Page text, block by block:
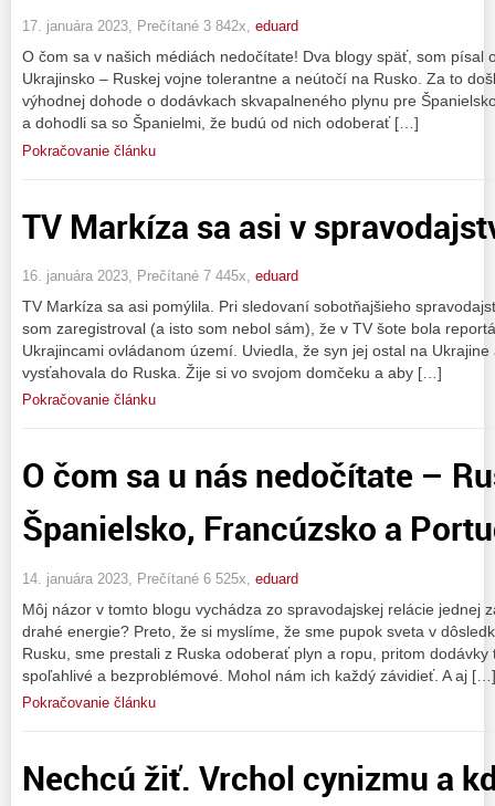
17. januára 2023, Prečítané 3 842x, eduard
O čom sa v našich médiách nedočítate! Dva blogy späť, som písal
Ukrajinsko – Ruskej vojne tolerantne a neútočí na Rusko. Za to
výhodnej dohode o dodávkach skvapalneného plynu pre
a dohodli sa so Španielmi, že budú od nich odoberať […]
Pokračovanie článku
TV Markíza sa asi v
16. januára 2023, Prečítané 7 445x, eduard
TV Markíza sa asi pomýlila. Pri sledovaní sobotňajšieho
som zaregistroval (a isto som nebol sám), že v TV šote bola
Ukrajincami ovládanom území. Uviedla, že syn jej ostal na Ukrajine
vysťahovala do Ruska. Žije si vo svojom domčeku a aby […]
Pokračovanie článku
O čom sa u nás nedočítate –
Španielsko, Francúzsko a
14. januára 2023, Prečítané 6 525x, eduard
Môj názor v tomto blogu vychádza zo spravodajskej relácie jednej
drahé energie? Preto, že si myslíme, že sme pupok sveta v
Rusku, sme prestali z Ruska odoberať plyn a ropu, pritom
spoľahlivé a bezproblémové. Mohol nám ich každý závidieť. A aj […]
Pokračovanie článku
Nechcú žiť. Vrchol cynizmu a